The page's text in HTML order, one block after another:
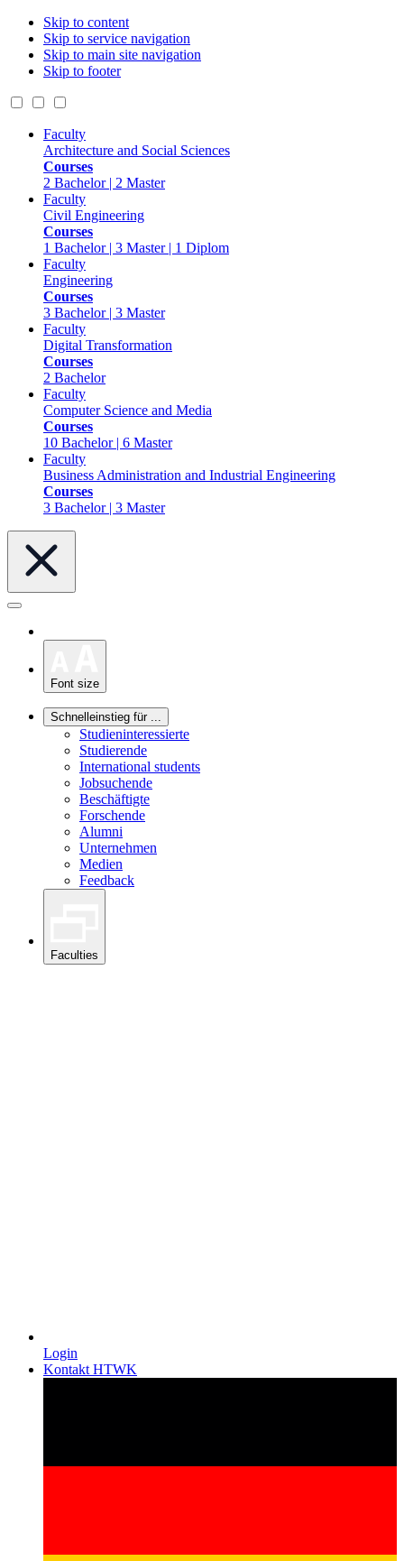
Skip to content
Skip to service navigation
Skip to main site navigation
Skip to footer
Faculty
Architecture and Social Sciences
Courses
2 Bachelor | 2 Master
Faculty
Civil Engineering
Courses
1 Bachelor | 3 Master | 1 Diplom
Faculty
Engineering
Courses
3 Bachelor | 3 Master
Faculty
Digital Transformation
Courses
2 Bachelor
Faculty
Computer Science and Media
Courses
10 Bachelor | 6 Master
Faculty
Business Administration and Industrial Engineering
Courses
3 Bachelor | 3 Master
Font size
Schnelleinstieg für ...
Studieninteressierte
Studierende
International students
Jobsuchende
Beschäftigte
Forschende
Alumni
Unternehmen
Medien
Feedback
Faculties
Login
Kontakt HTWK